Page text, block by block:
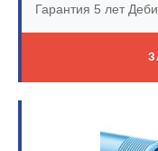
Гарантия 5 лет